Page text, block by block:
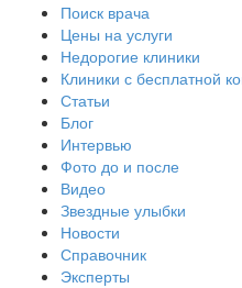
Поиск врача
Цены на услуги
Недорогие клиники
Клиники с бесплатной
Статьи
Блог
Интервью
Фото до и после
Видео
Звездные улыбки
Новости
Справочник
Эксперты